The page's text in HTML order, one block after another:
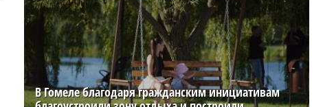
В Гомеле благодаря гражданским инициативам